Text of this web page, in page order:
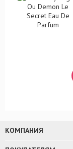
КОМПАНИЯ